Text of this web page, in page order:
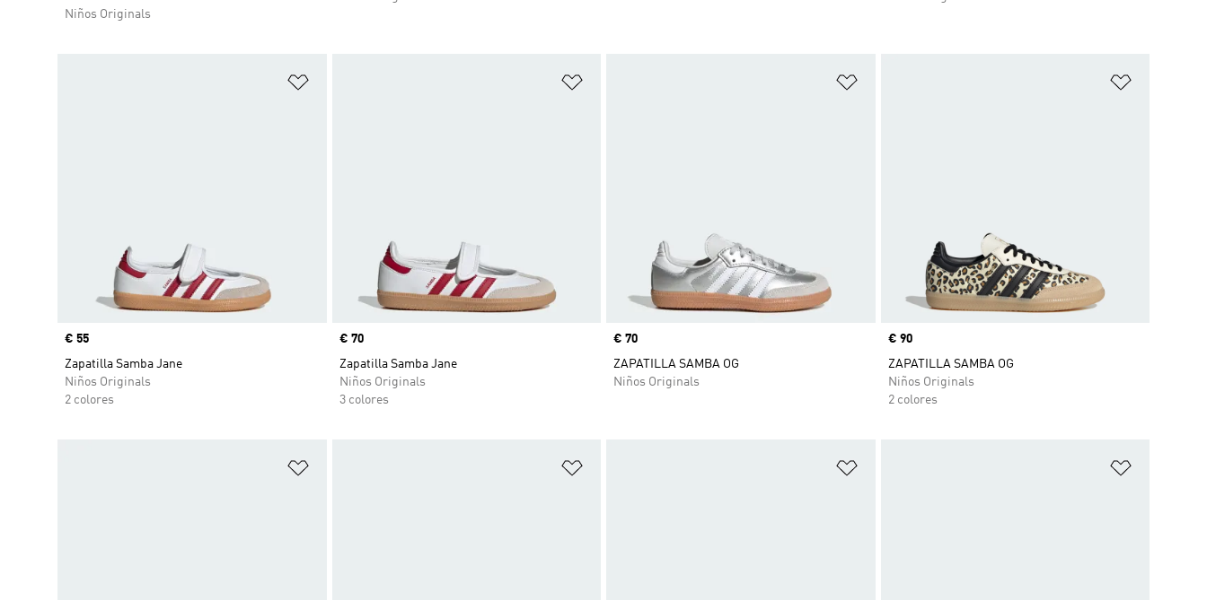
Niños Originals
Precio
€ 55
Zapatilla Samba Jane
Niños Originals
2 colores
Precio
€ 70
Zapatilla Samba Jane
Niños Originals
3 colores
Precio
€ 70
ZAPATILLA SAMBA OG
Niños Originals
Precio
€ 90
ZAPATILLA SAMBA OG
Niños Originals
2 colores